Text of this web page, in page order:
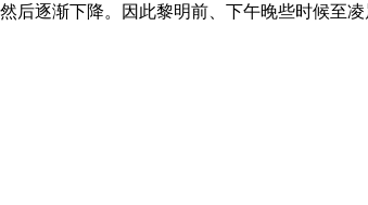
后逐渐下降。因此黎明前、下午晚些时候至